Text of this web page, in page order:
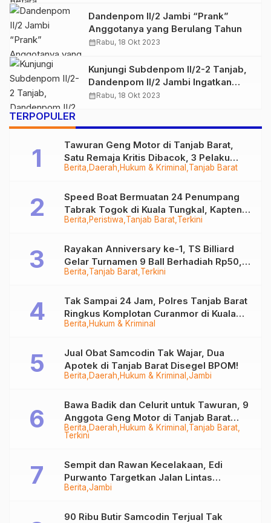
Dandenpom II/2 Jambi “Prank”
Anggotanya yang Berulang Tahun
calendar_monthRabu, 18 Okt 2023
Kunjungi Subdenpom II/2-2 Tanjab,
Dandenpom II/2 Jambi Ingatkan
Netralitas Anggota TNI
calendar_monthRabu, 18 Okt 2023
TERPOPULER
Berita Daerah Hukum & Kriminal Tanjab Barat
Tawuran Geng Motor di Tanjab Barat,
Satu Remaja Kritis Dibacok, 3 Pelaku
Ditangkap
Berita Peristiwa Tanjab Barat Terkini
Speed Boat Bermuatan 24 Penumpang
Tabrak Togok di Kuala Tungkal, Kapten
Sempat Hilang
Berita Tanjab Barat Terkini
Rayakan Anniversary ke-1, TS Billiard
Gelar Turnamen 9 Ball Berhadiah Rp50,8
Juta
Berita Hukum & Kriminal
Tak Sampai 24 Jam, Polres Tanjab Barat
Ringkus Komplotan Curanmor di Kuala
Tungkal
Berita Daerah Hukum & Kriminal Jambi
Jual Obat Samcodin Tak Wajar, Dua
Apotek di Tanjab Barat Disegel BPOM!
Berita Daerah Hukum & Kriminal Tanjab Barat
Terkini
Bawa Badik dan Celurit untuk Tawuran, 9
Anggota Geng Motor di Tanjab Barat
Diringkus
Berita Jambi
Sempit dan Rawan Kecelakaan, Edi
Purwanto Targetkan Jalan Lintas
Tungkal-Jambi Mulus di 2028
90 Ribu Butir Samcodin Terjual Tak